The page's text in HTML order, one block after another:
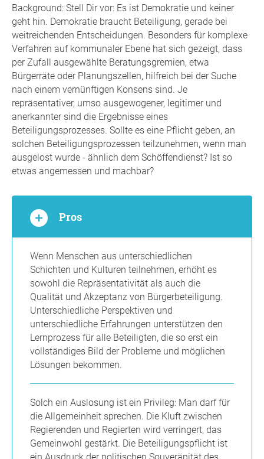
Background: Stell Dir vor: Es ist Demokratie und keiner
geht hin. Demokratie braucht Beteiligung, gerade bei
weitreichenden Entscheidungen. Besonders für komplexe
Verfahren auf kommunaler Ebene hat sich gezeigt, dass
per Zufall ausgewählte Beratungsgremien, etwa
Bürgerräte oder Planungszellen, hilfreich bei der Suche
nach einem vernünftigen Konsens sind. Je
repräsentativer, umso ausgewogener, legitimer und
anerkannter sind die Ergebnisse eines
Beteiligungsprozesses. Sollte es eine Pflicht geben, an
solchen Beteiligungsprozessen teilzunehmen, wenn man
ausgelost wurde - ähnlich dem Schöffendienst? Ist so
etwas angemessen und machbar?
Pros
Wenn Menschen aus unterschiedlichen
Schichten und Kulturen teilnehmen, erhöht es
sowohl die Repräsentativität als auch die
Qualität und Akzeptanz von Bürgerbeteiligung.
Unterschiedliche Perspektiven und
unterschiedliche Erfahrungen unterstützen den
Lernprozess für alle Beteiligten, die so erst ein
vollständiges Bild der Probleme und möglichen
Lösungen bekommen.
Solch ein Auslosung ist ein Privileg: Man darf für
die Allgemeinheit sprechen. Die Kluft zwischen
Regierenden und Regierten wird verringert, das
Gemeinwohl gestärkt. Die Beteiligungspflicht ist